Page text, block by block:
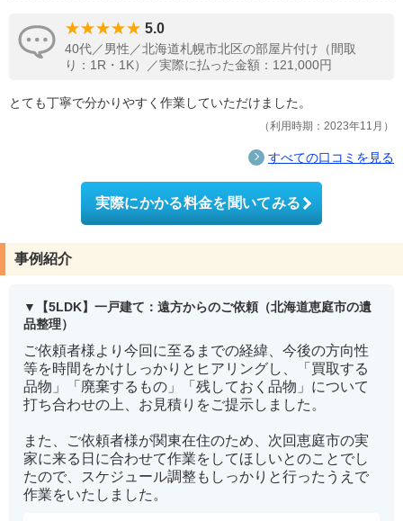
5.0
40代／男性／北海道札幌市北区の部屋片付け（間取
り：1R・1K）／実際に払った金額：121,000円
とても丁寧で分かりやすく作業していただけました。
利用時期：2023年11月
すべての口コミを見る
実際にかかる料金を聞いてみる
事例紹介
【5LDK】一戸建て：遠方からのご依頼（北海道恵庭市の遺
品整理）
ご依頼者様より今回に至るまでの経緯、今後の方向性
等を時間をかけしっかりとヒアリングし、「買取する
品物」「廃棄するもの」「残しておく品物」について
打ち合わせの上、お見積りをご提示しました。
また、ご依頼者様が関東在住のため、次回恵庭市の実
家に来る日に合わせて作業をしてほしいとのことでし
たので、スケジュール調整もしっかりと行ったうえで
作業をいたしました。